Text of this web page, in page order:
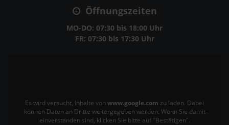
Öffnungszeiten
MO-DO: 07:30 bis 18:00 Uhr
FR: 07:30 bis 17:30 Uhr
Es wird versucht, Inhalte von www.google.com zu laden. Dabei
können Daten an Dritte weitergegeben werden. Wenn Sie damit
einverstanden sind, klicken Sie bitte auf "Bestätigen".